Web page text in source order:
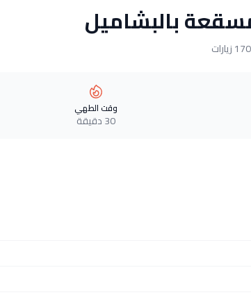
بالبشاميل
170 زيارات
وقت الطهي
30 دقيقة